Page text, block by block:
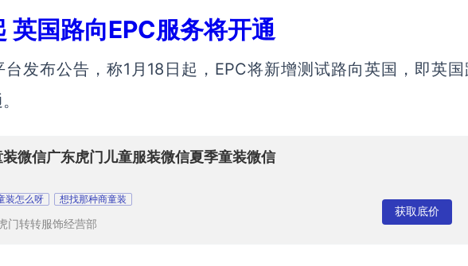
国路向EPC服务将开通
台发布公告，称1月18日起，EPC将新增测试路向英国，即英
微信广东虎门儿童服装微信夏季童装微信
装怎么呀 想找那种商童装
门转转服饰经营部
获取底价